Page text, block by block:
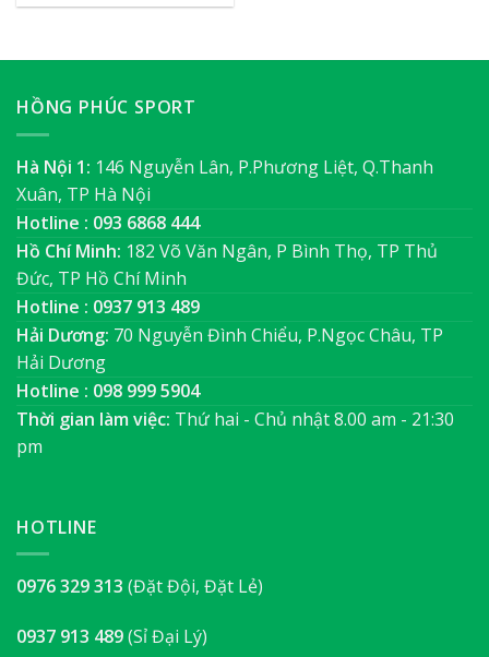
HỒNG PHÚC SPORT
Hà Nội 1: 146 Nguyễn Lân, P.Phương Liệt, Q.Thanh
Xuân, TP Hà Nội
Hotline : 093 6868 444
Hồ Chí Minh: 182 Võ Văn Ngân, P Bình Thọ, TP Thủ
Đức, TP Hồ Chí Minh
Hotline : 0937 913 489
Hải Dương: 70 Nguyễn Đình Chiểu, P.Ngọc Châu, TP
Hải Dương
Hotline : 098 999 5904
Thời gian làm việc: Thứ hai - Chủ nhật 8.00 am - 21:30
pm
HOTLINE
0976 329 313 (Đặt Đội, Đặt Lẻ)
0937 913 489(Sỉ Đại Lý)